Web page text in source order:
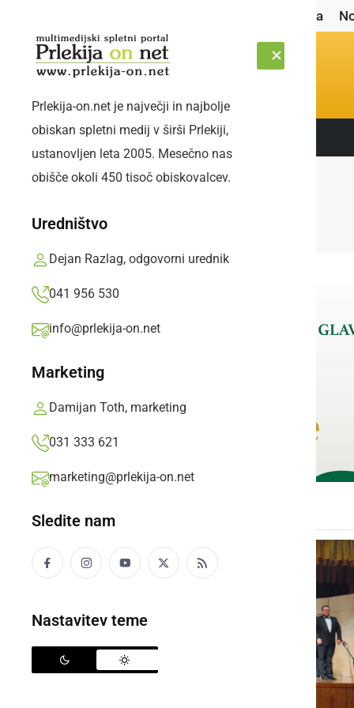
Naslovnica
ČETRTEK, 6. AVGUST 2026 Sledite nam:
Prlekija-on.net je največji in najbolje
obiskan spletni medij v širši Prlekiji,
ustanovljen leta 2005. Mesečno nas
obišče okoli 450 tisoč obiskovalcev.
Uredništvo
Dejan Razlag, odgovorni urednik
041 956 530
info@prlekija-on.net
Marketing
Damijan Toth, marketing
031 333 621
marketing@prlekija-on.net
Sledite nam
Nastavitev teme